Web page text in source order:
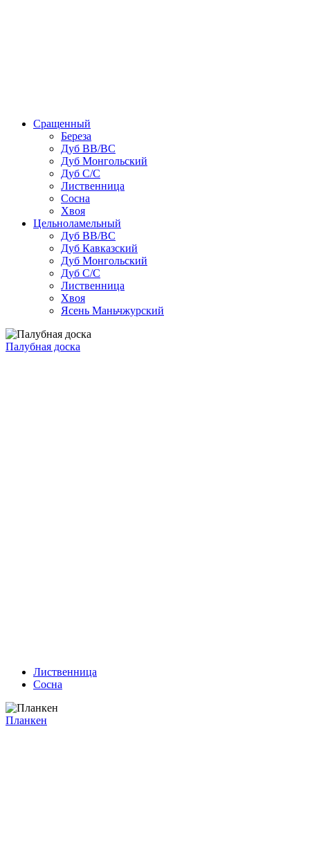
Сращенный
Береза
Дуб ВВ/ВС
Дуб Монгольский
Дуб С/С
Лиственница
Сосна
Хвоя
Цельноламельный
Дуб ВВ/ВС
Дуб Кавказский
Дуб Монгольский
Дуб С/С
Лиственница
Хвоя
Ясень Маньчжурский
Палубная доска
Лиственница
Сосна
Планкен